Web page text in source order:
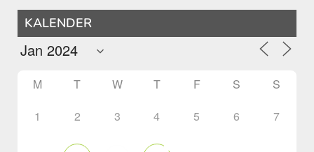
KALENDER
M T W T F S S
1 2 3 4 5 6 7